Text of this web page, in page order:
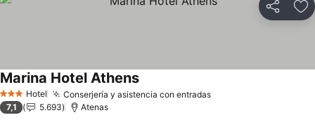
Compartir
3 Estrellas
Hotel Conserjería y asistencia con entradas
Marina Hotel Athens
7,1 5.693 Atenas